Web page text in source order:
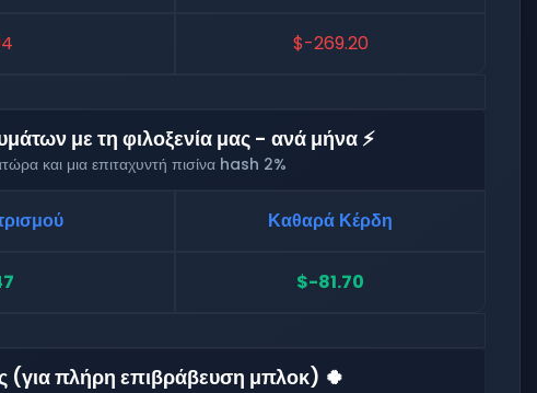
$-269.20
με τη φιλοξενία μας - ανά μήνα ⚡
και μια επιταχυντή πισίνα hash 2%
Καθαρά Κέρδη
$-81.70
(για πλήρη επιβράβευση μπλοκ) 🍀